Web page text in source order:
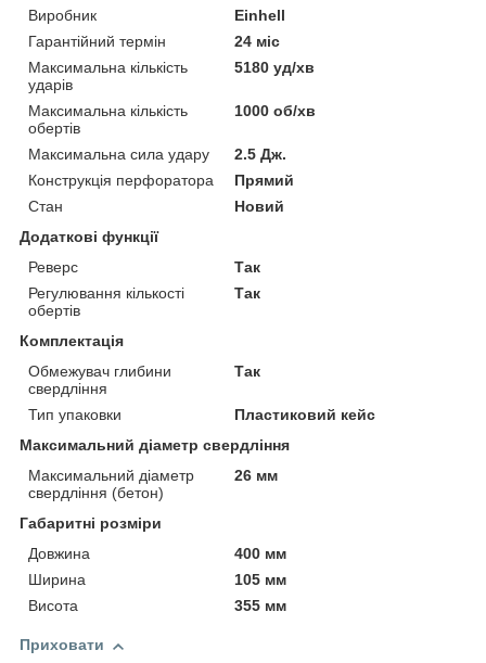
Виробник
Einhell
Гарантійний термін
24 міс
Максимальна кількість
ударів
5180 уд/хв
Максимальна кількість
обертів
1000 об/хв
Максимальна сила удару
2.5 Дж.
Конструкція перфоратора
Прямий
Стан
Новий
Додаткові функції
Реверс
Так
Регулювання кількості
обертів
Так
Комплектація
Обмежувач глибини
свердління
Так
Тип упаковки
Пластиковий кейс
Максимальний діаметр свердління
Максимальний діаметр
свердління (бетон)
26 мм
Габаритні розміри
Довжина
400 мм
Ширина
105 мм
Висота
355 мм
Приховати